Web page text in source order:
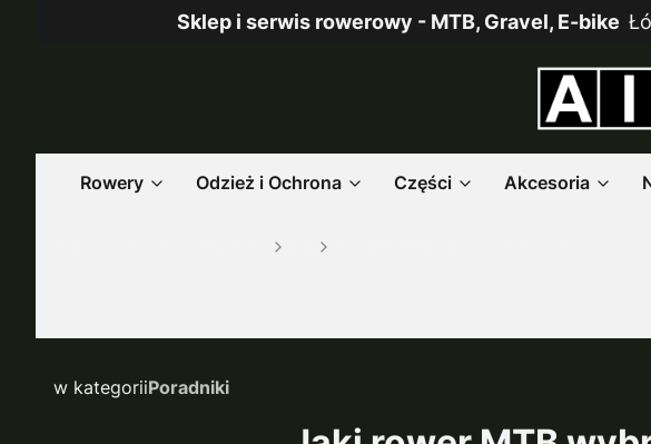
Sklep i serwis rowerowy - MTB, Gravel, E-bike
Rowery Odzież i Ochrona Części Akcesoria
w kategoriiPoradniki